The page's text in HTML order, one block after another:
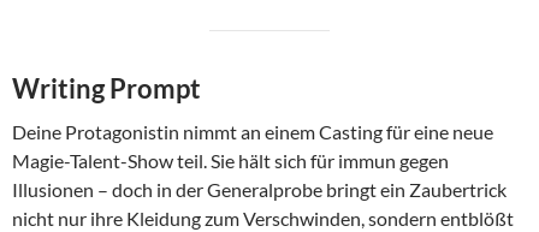
Writing Prompt
Deine Protagonistin nimmt an einem Casting für eine neue
Magie-Talent-Show teil. Sie hält sich für immun gegen
Illusionen – doch in der Generalprobe bringt ein Zaubertrick
nicht nur ihre Kleidung zum Verschwinden, sondern entblößt